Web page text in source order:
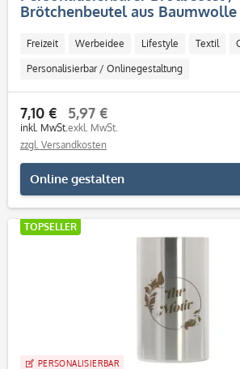
Brötchenbeutel aus Baumwolle
Freizeit Werbeidee Lifestyle Textil
Personalisierbar / Onlinegestaltung
7,10 €
inkl. MwSt.
5,97 €
exkl. MwSt.
zzgl. Versandkosten
Online gestalten
TOPSELLER
PERSONALISIERBAR